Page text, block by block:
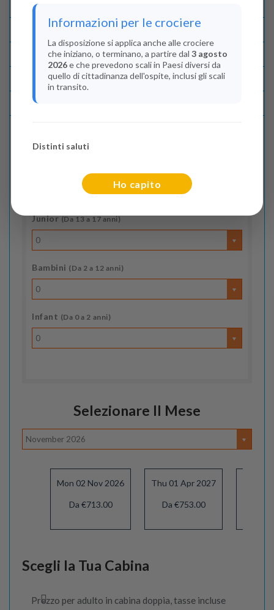
Disponibilità
Condizioni
Recensioni
Indica il numero dei passeggeri
Junior(Da 13 a 17 anni)
0
Bambini (Da 2 a 12 anni)
0
Infant (Da 0 a 2 anni)
0
Selezionare Il Mese
November 2026
Mon 02 Nov 2026
Da €713.00
Thu 01 Apr 2027
Da €753.00
Scegli la Tua Cabina
Prezzo per adulto in cabina doppia, tasse incluse
Informazioni per le crociere
La disposizione si applica anche alle crociere
che iniziano, o terminano, a partire dal 3 agosto
2026e che prevedono scali in Paesi diversi da
quello di cittadinanza dell'ospite, inclusi gli scali
in transito.
Distinti saluti
Ho capito